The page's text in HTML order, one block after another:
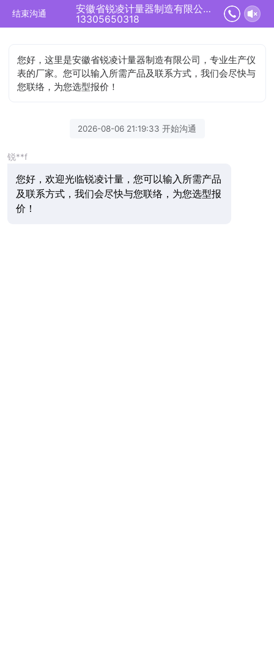
结束沟通
安徽省锐凌计量器制造有限公司正在为您服务
13305650318
您好，这里是安徽省锐凌计量器制造有限公司，专业生产仪
表的厂家。您可以输入所需产品及联系方式，我们会尽快与
您联络，为您选型报价！
2026-08-06 21:19:33 开始沟通
锐**f
您好，欢迎光临锐凌计量，您可以输入所需产品
及联系方式，我们会尽快与您联络，为您选型报
价！